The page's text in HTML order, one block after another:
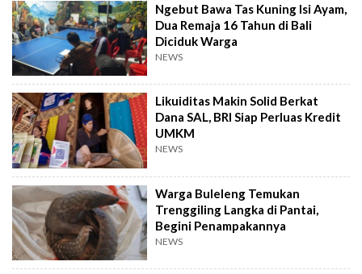
Ngebut Bawa Tas Kuning Isi Ayam,
Dua Remaja 16 Tahun di Bali
Diciduk Warga
NEWS
Likuiditas Makin Solid Berkat
Dana SAL, BRI Siap Perluas Kredit
UMKM
NEWS
Warga Buleleng Temukan
Trenggiling Langka di Pantai,
Begini Penampakannya
NEWS